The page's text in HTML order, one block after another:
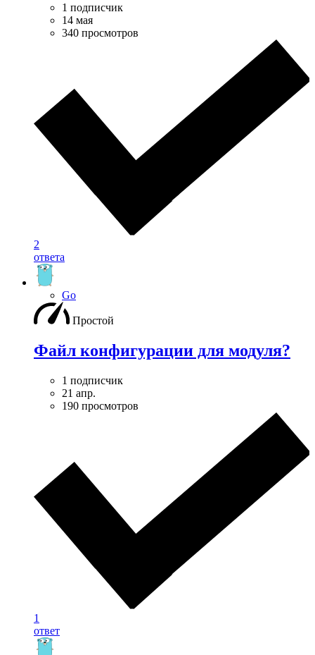
1 подписчик
14 мая
340 просмотров
2
ответа
Go
Простой
Файл конфигурации для модуля?
1 подписчик
21 апр.
190 просмотров
1
ответ